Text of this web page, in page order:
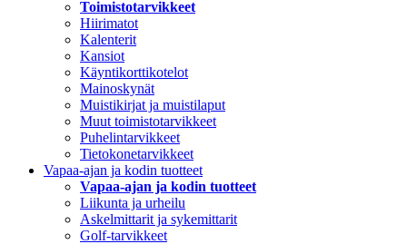
Toimistotarvikkeet
Hiirimatot
Kalenterit
Kansiot
Käyntikorttikotelot
Mainoskynät
Muistikirjat ja muistilaput
Muut toimistotarvikkeet
Puhelintarvikkeet
Tietokonetarvikkeet
Vapaa-ajan ja kodin tuotteet
Vapaa-ajan ja kodin tuotteet
Liikunta ja urheilu
Askelmittarit ja sykemittarit
Golf-tarvikkeet